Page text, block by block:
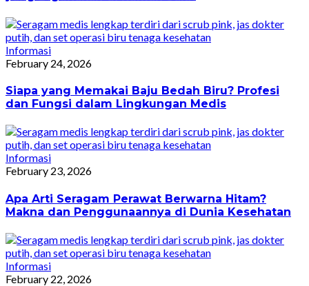
Informasi
February 24, 2026
Siapa yang Memakai Baju Bedah Biru? Profesi
dan Fungsi dalam Lingkungan Medis
Informasi
February 23, 2026
Apa Arti Seragam Perawat Berwarna Hitam?
Makna dan Penggunaannya di Dunia Kesehatan
Informasi
February 22, 2026